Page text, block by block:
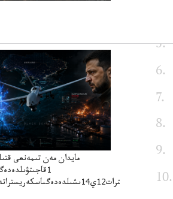
مايدان مەن تىمەنعى
سترات12ي14ىشىلدەدەگىاسكەريستراتەگيالىقاحۋال